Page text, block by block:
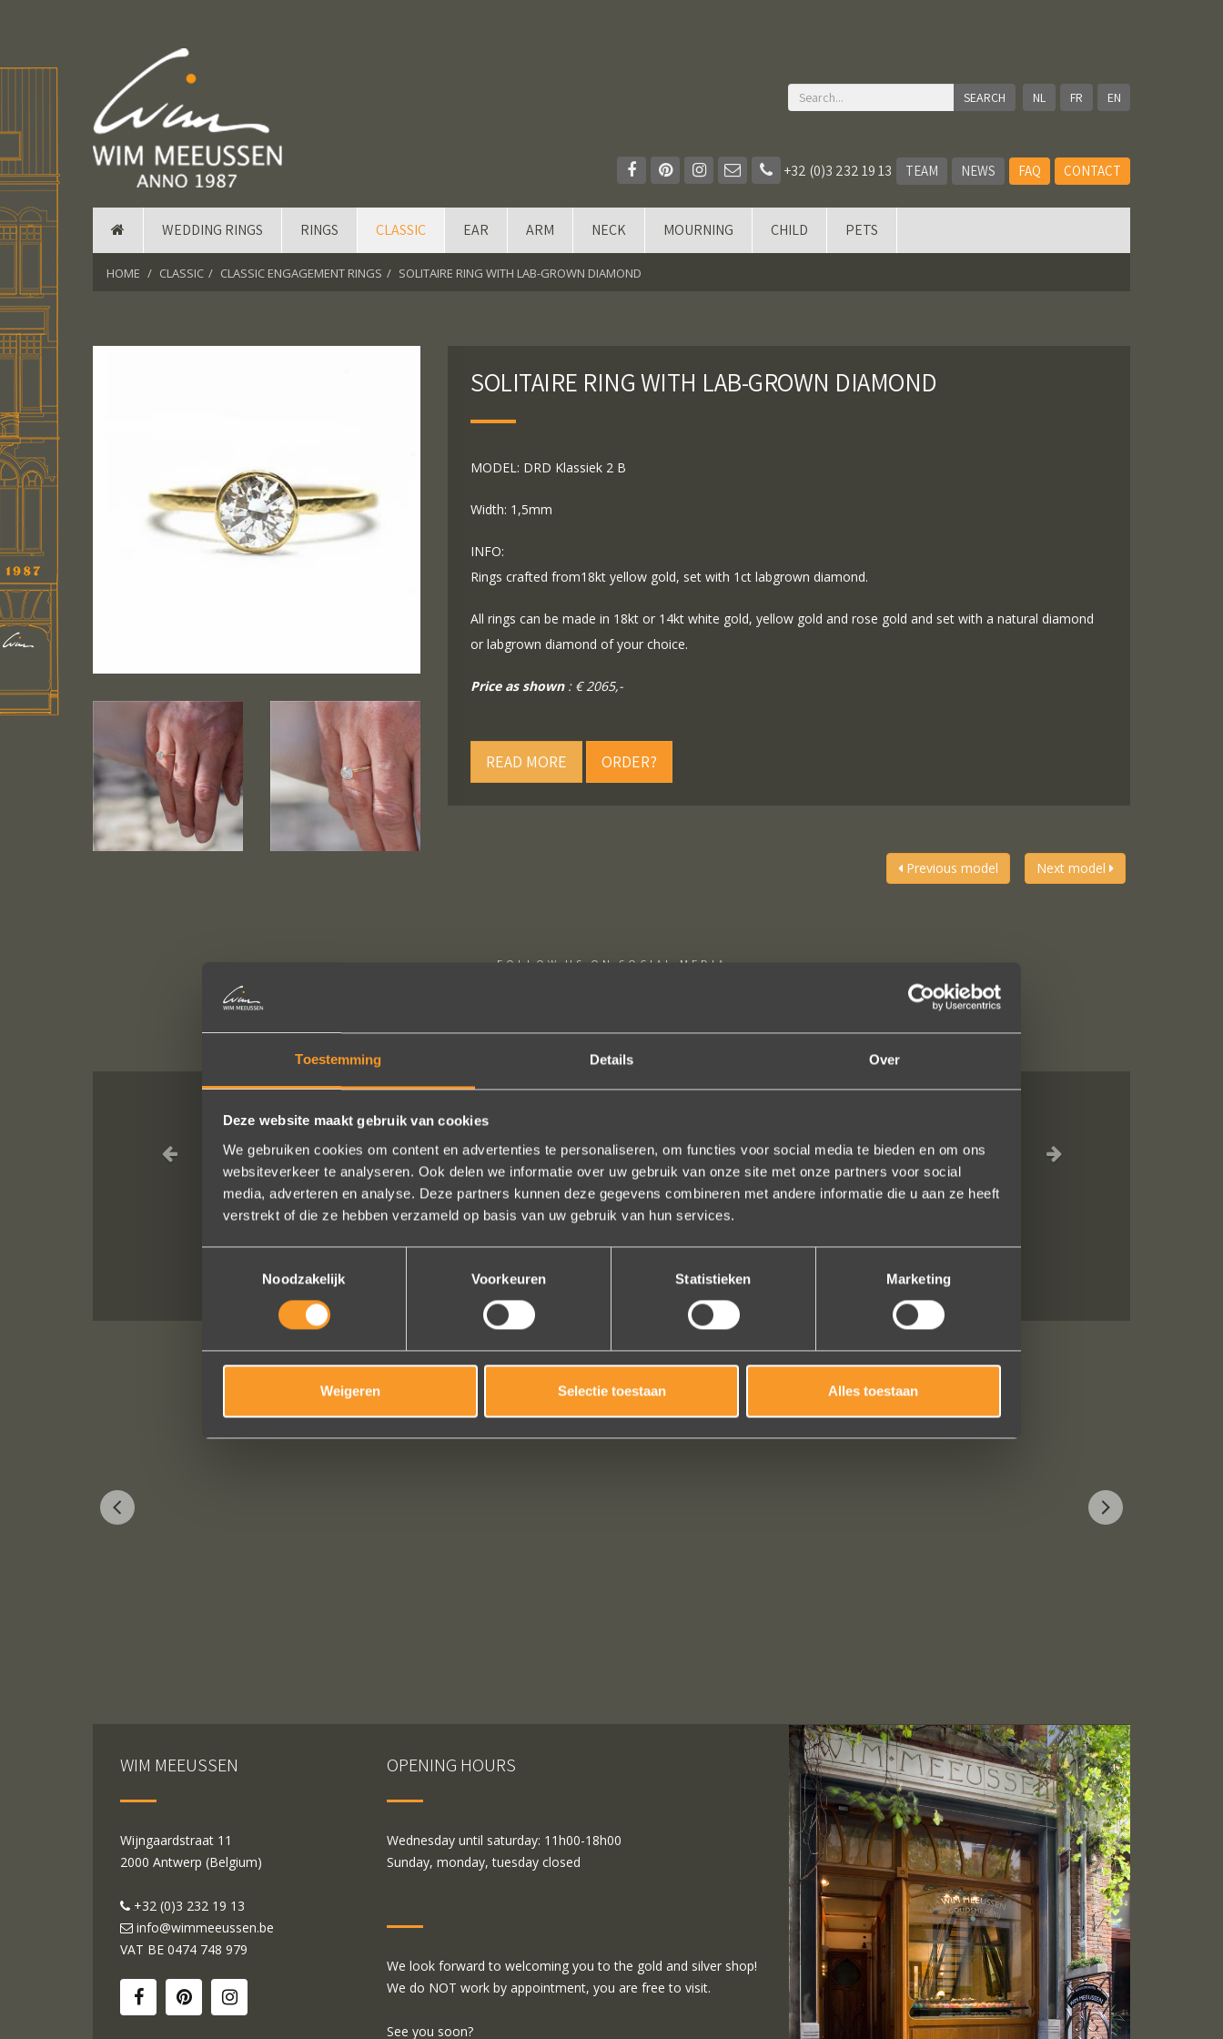
Toestemming Details Over
Deze website maakt gebruik van cookies
We gebruiken cookies om content en advertenties te personaliseren, om functies voor social media te bieden en om ons
websiteverkeer te analyseren. Ook delen we informatie over uw gebruik van onze site met onze partners voor social
media, adverteren en analyse. Deze partners kunnen deze gegevens combineren met andere informatie die u aan ze heeft
verstrekt of die ze hebben verzameld op basis van uw gebruik van hun services.
Noodzakelijk
Voorkeuren Statistieken Marketing
Weigeren Selectie toestaan Alles toestaan
NL FR EN
+32 (0)3 232 19 13 TEAM NEWS FAQ CONTACT
WEDDING RINGS RINGS CLASSIC EAR ARM NECK MOURNING CHILD PETS
HOME CLASSIC CLASSIC ENGAGEMENT RINGS SOLITAIRE RING WITH LAB-GROWN DIAMOND
SOLITAIRE RING WITH LAB-GROWN DIAMOND
MODEL: DRD Klassiek 2 B
Width: 1,5mm
INFO:
Rings crafted from18kt yellow gold, set with 1ct labgrown diamond.
All rings can be made in 18kt or 14kt white gold, yellow gold and rose gold and set with a natural diamond
or labgrown diamond of your choice.
Price as shown: € 2065,-
READ MORE ORDER?
Previous model Next model
FOLLOW US ON SOCIAL MEDIA
Wat een prachtige ervaring ! Heel professioneel team, persoonlijk en warm onthaal, verzorgde
service, punctueel in het uitvoeren van de bestelling, permanent contact per email tot het versturen
van van de ringen (we wonen in het buitenland). Alles tip top en dat mag hoog en duidelijk gezegd
worden.
Bekijk al onze reviews
WIM MEEUSSEN
Wijngaardstraat 11
2000 Antwerp (Belgium)
+32 (0)3 232 19 13
info@wimmeeussen.be
VAT BE 0474 748 979
OPENING HOURS
Wednesday until saturday: 11h00-18h00
Sunday, monday, tuesday closed
We look forward to welcoming you to the gold and silver shop!
We do NOT work by appointment, you are free to visit.
See you soon?